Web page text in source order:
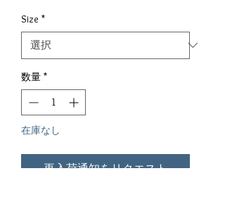
Size *
数量 *
在庫なし
再入荷通知をリクエスト